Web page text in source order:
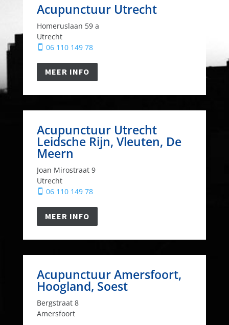
Acupunctuur Utrecht
Homeruslaan 59 a
Utrecht
 06 110 149 78
MEER INFO
Acupunctuur Utrecht
Leidsche Rijn, Vleuten, De
Meern
Joan Mirostraat 9
Utrecht
 06 110 149 78
MEER INFO
Acupunctuur Amersfoort,
Hoogland, Soest
Bergstraat 8
Amersfoort